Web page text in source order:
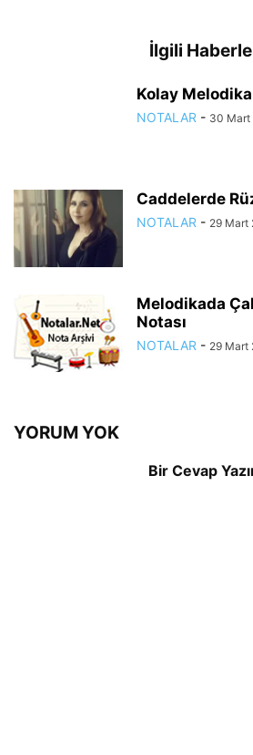
İlgili
Kolay
NOTALAR - 30 Mart
Caddelerde
NOTALAR - 29 Mart
Melodikada
Notası
NOTALAR - 29 Mart
YORUM YOK
Bir Cevap